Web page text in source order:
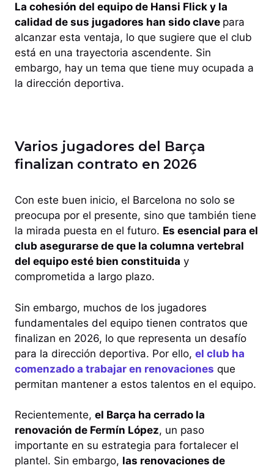
La cohesión del equipo de Hansi Flick y la
calidad de sus jugadores han sido clave para
alcanzar esta ventaja, lo que sugiere que el club
está en una trayectoria ascendente. Sin
embargo, hay un tema que tiene muy ocupada a
la dirección deportiva.
Varios jugadores del Barça
finalizan contrato en 2026
Con este buen inicio, el Barcelona no solo se
preocupa por el presente, sino que también tiene
la mirada puesta en el futuro. Es esencial para el
club asegurarse de que la columna vertebral
del equipo esté bien constituida y
comprometida a largo plazo.
Sin embargo, muchos de los jugadores
fundamentales del equipo tienen contratos que
finalizan en 2026, lo que representa un desafío
para la dirección deportiva. Por ello, el club ha
comenzado a trabajar en renovaciones que
permitan mantener a estos talentos en el equipo.
Recientemente, el Barça ha cerrado la
renovación de Fermín López, un paso
importante en su estrategia para fortalecer el
plantel. Sin embargo, las renovaciones de